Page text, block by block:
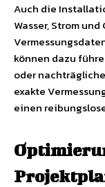
Auch die
Wasser, Strom
können dazu
oder
exakte
einen